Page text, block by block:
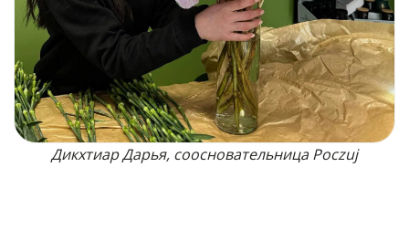
Дикхтиар Дарья, cоосновательница Poczuj